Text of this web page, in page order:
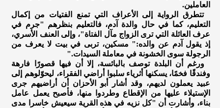
العاملين.
تتطرق الرواية إلى الأعراف التي تمنع الفتيات من إكمال
التعليم، كما في حال والدة آدم، فالتعليم بنظرهم "جرم في
عرف العائلة التي ترى الزواج مآل الفتاة"، وإلى العنف الأسري،
إذ يقول آدم عن والده:" مسكين، تربى في بيت لا يعرف من
الرجولة سوى الخشونة في معاملة السيدات."
ورغم أن البلدة توصف بالبائسة، إلا أن فيها قصورًا فارهة
وفندقًا فخمًا، يسكنها أثرياء سلبوا أراضي الفقراء، ليحوّلوهم إلى
عبيد يعملون لديهم، وقد أشار أبو الأحزان أن أراضيهم جرى
الإستيلاء عليها من الإقطاع وطردوا منها، فأصبح يعمل عامل
بناء، وأشارت أن "كل نزيه في هذه القرية سيعيش خاسرا مدى